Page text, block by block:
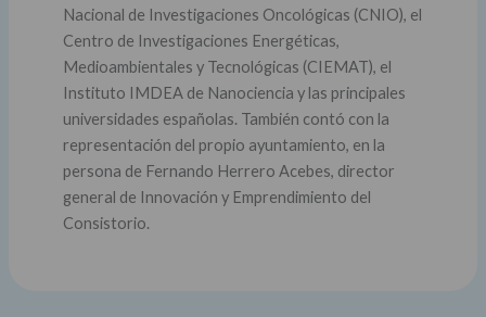
Nacional de Investigaciones Oncológicas (CNIO), el
Centro de Investigaciones Energéticas,
Medioambientales y Tecnológicas (CIEMAT), el
Instituto IMDEA de Nanociencia y las principales
universidades españolas. También contó con la
representación del propio ayuntamiento, en la
persona de Fernando Herrero Acebes, director
general de Innovación y Emprendimiento del
Consistorio.